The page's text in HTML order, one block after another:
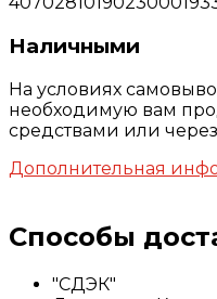
Наличными
На условиях
необходимую вам
средствами или
Дополнительная
Способы
"СДЭК"